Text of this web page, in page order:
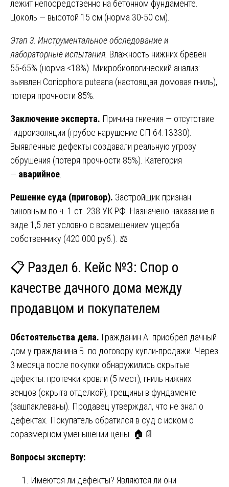
лежит непосредственно на бетонном фундаменте.
Цоколь — высотой 15 см (норма 30-50 см).
Этап 3. Инструментальное обследование и
лабораторные испытания. Влажность нижних бревен
55-65% (норма <18%). Микробиологический анализ:
выявлен Coniophora puteana (настоящая домовая гниль),
потеря прочности 85%.
Заключение эксперта. Причина гниения — отсутствие
гидроизоляции (грубое нарушение СП 64.13330).
Выявленные дефекты создавали реальную угрозу
обрушения (потеря прочности 85%). Категория
— аварийное.
Решение суда (приговор). Застройщик признан
виновным по ч. 1 ст. 238 УК РФ. Назначено наказание в
виде 1,5 лет условно с возмещением ущерба
собственнику (420 000 руб.). ⚖️
📋 Раздел 6. Кейс №3: Спор о
качестве дачного дома между
продавцом и покупателем
Обстоятельства дела. Гражданин А. приобрел дачный
дом у гражданина Б. по договору купли-продажи. Через
3 месяца после покупки обнаружились скрытые
дефекты: протечки кровли (5 мест), гниль нижних
венцов (скрыта отделкой), трещины в фундаменте
(зашпаклеваны). Продавец утверждал, что не знал о
дефектах. Покупатель обратился в суд с иском о
соразмерном уменьшении цены. 🏠📄
Вопросы эксперту:
Имеются ли дефекты? Являются ли они